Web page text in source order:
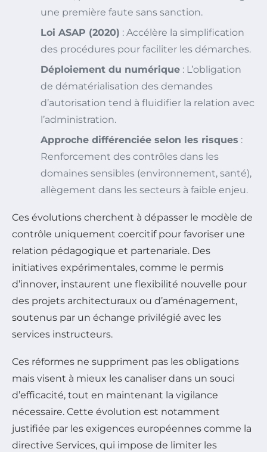
une première faute sans sanction.
Loi ASAP (2020) : Accélère la simplification
des procédures pour faciliter les démarches.
Déploiement du numérique : L’obligation
de dématérialisation des demandes
d’autorisation tend à fluidifier la relation avec
l’administration.
Approche différenciée selon les risques :
Renforcement des contrôles dans les
domaines sensibles (environnement, santé),
allègement dans les secteurs à faible enjeu.
Ces évolutions cherchent à dépasser le modèle de
contrôle uniquement coercitif pour favoriser une
relation pédagogique et partenariale. Des
initiatives expérimentales, comme le permis
d’innover, instaurent une flexibilité nouvelle pour
des projets architecturaux ou d’aménagement,
soutenus par un échange privilégié avec les
services instructeurs.
Ces réformes ne suppriment pas les obligations
mais visent à mieux les canaliser dans un souci
d’efficacité, tout en maintenant la vigilance
nécessaire. Cette évolution est notamment
justifiée par les exigences européennes comme la
directive Services, qui impose de limiter les